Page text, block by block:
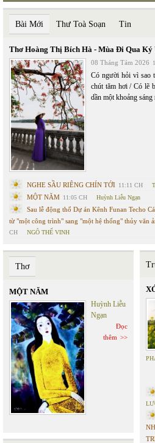
Bài Mới Thư Toà Soạn Tin
Thơ Hoàng Thị Bích Hà - Mùa Đi Qua Ký
08 Tháng Tám 2026
Có người hỏi vì sao
chút tăm hơi / Có lẽ
dần một khoảng sáng
NGHE SẦU RIÊNG CHÍN TỚI 11:11 CH
MỘT NĂM 11:05 CH Huỳnh Liễu Ngạn
Sau lễ động thổ Dự án Kênh Funan Techo
từ "một công trình" sang "một hệ thống" thủy văn
CH
NGÔ THẾ VINH
Thơ
MỘT NĂM
Huỳnh Liễu
Ngạn
Đọc
thêm